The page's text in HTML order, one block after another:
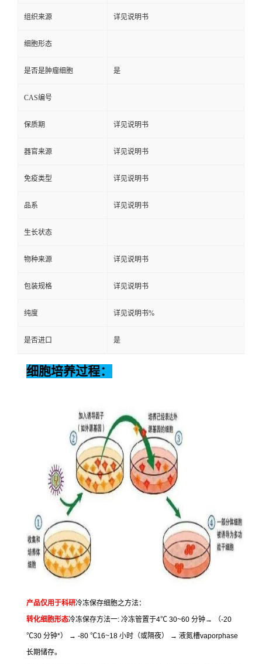
组织来源 详见说明书
细胞形态
是否是肿瘤细胞 是
CAS编号
保质期 详见说明书
器官来源 详见说明书
免疫类型 详见说明书
品系 详见说明书
生长状态
物种来源 详见说明书
包装规格 详见说明书
纯度 详见说明书%
是否进口 是
细胞培养过程：
产品仅用于科研冷冻保存细胞之方法：
转化细胞形态冷冻保存方法一: 冷冻管置于4℃ 30~60 分钟→ （-20
℃30 分钟*） → -80 ℃16~18 小时（或隔夜） → 液氮槽vaporphase
长期储存。